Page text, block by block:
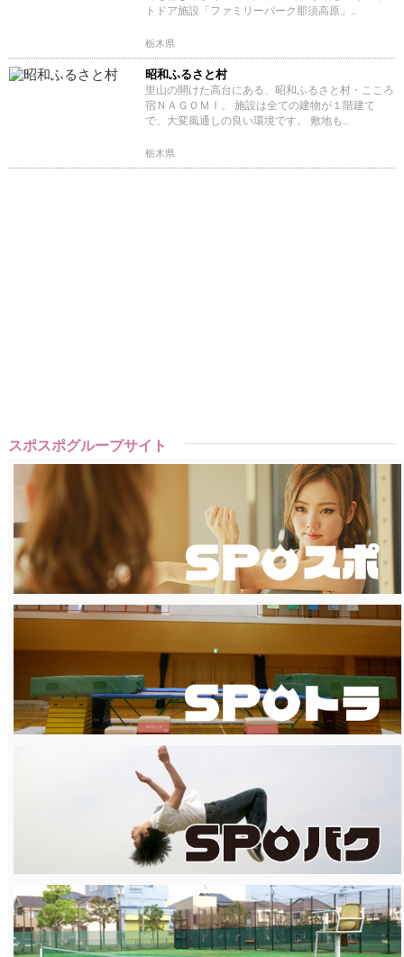
トドア施設「ファミリーパーク那須高原」..
栃木県
昭和ふるさと村
里山の開けた高台にある、昭和ふるさと村・こころ
宿ＮＡＧＯＭＩ。 施設は全ての建物が１階建て
で、大変風通しの良い環境です。 敷地も..
栃木県
スポスポグループサイト